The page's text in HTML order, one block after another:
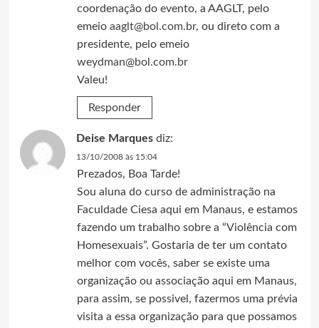
coordenação do evento, a AAGLT, pelo
emeio aaglt@bol.com.br, ou direto com a
presidente, pelo emeio
weydman@bol.com.br
Valeu!
Responder
Deise Marques diz:
13/10/2008 às 15:04
Prezados, Boa Tarde!
Sou aluna do curso de administração na
Faculdade Ciesa aqui em Manaus, e estamos
fazendo um trabalho sobre a “Violência com
Homesexuais”. Gostaria de ter um contato
melhor com vocês, saber se existe uma
organização ou associação aqui em Manaus,
para assim, se possivel, fazermos uma prévia
visita a essa organização para que possamos